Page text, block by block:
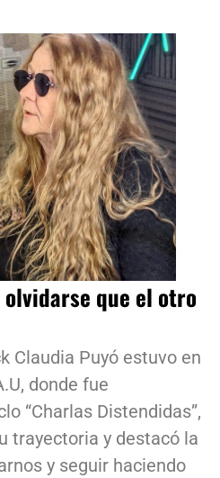
olvidarse que el otro
Claudia Puyó estuvo en
donde fue
“Charlas Distendidas”,
trayectoria y destacó la
y seguir haciendo